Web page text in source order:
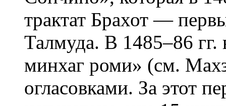
трактат Брахот —
Талмуда. В 1485–86
минхаг роми» (см.
огласовками. За этот